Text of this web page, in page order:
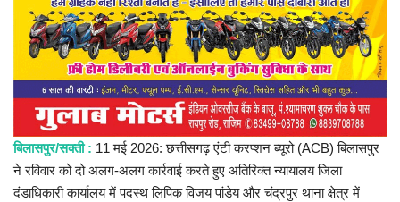
बिलासपुर/सक्ती : 11 मई 2026: छत्तीसगढ़ एंटी करप्शन ब्यूरो (ACB) बिलासपुर
ने रविवार को दो अलग-अलग कार्रवाई करते हुए अतिरिक्त न्यायालय जिला
दंडाधिकारी कार्यालय में पदस्थ लिपिक विजय पांडेय और चंद्रपुर थाना क्षेत्र में